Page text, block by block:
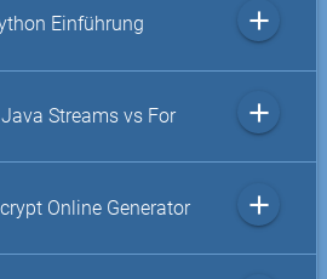
Einführung add
Streams vs For add
Online Generator add